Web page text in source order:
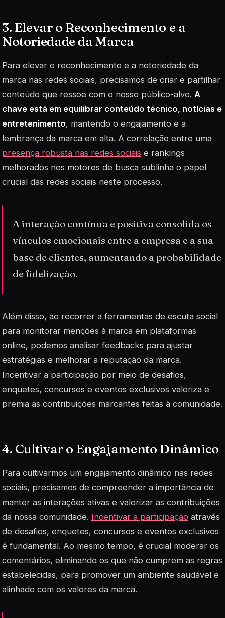
3. Elevar o Reconhecimento e a
Notoriedade da Marca
Para elevar o reconhecimento e a notoriedade da
marca nas redes sociais, precisamos de criar e partilhar
conteúdo que ressoe com o nosso público-alvo. A
chave está em equilibrar conteúdo técnico, notícias e
entretenimento, mantendo o engajamento e a
lembrança da marca em alta. A correlação entre uma
presença robusta nas redes sociais e rankings
melhorados nos motores de busca sublinha o papel
crucial das redes sociais neste processo.
A interação contínua e positiva consolida os
vínculos emocionais entre a empresa e a sua
base de clientes, aumentando a probabilidade
de fidelização.
Além disso, ao recorrer a ferramentas de escuta social
para monitorar menções à marca em plataformas
online, podemos analisar feedbacks para ajustar
estratégias e melhorar a reputação da marca.
Incentivar a participação por meio de desafios,
enquetes, concursos e eventos exclusivos valoriza e
premia as contribuições marcantes feitas à comunidade.
4. Cultivar o Engajamento Dinâmico
Para cultivarmos um engajamento dinâmico nas redes
sociais, precisamos de compreender a importância de
manter as interações ativas e valorizar as contribuições
da nossa comunidade. Incentivar a participação através
de desafios, enquetes, concursos e eventos exclusivos
é fundamental. Ao mesmo tempo, é crucial moderar os
comentários, eliminando os que não cumprem as regras
estabelecidas, para promover um ambiente saudável e
alinhado com os valores da marca.